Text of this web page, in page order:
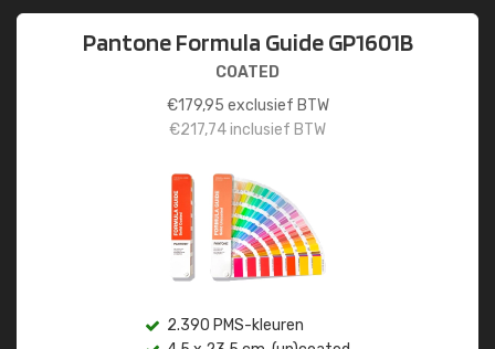
Pantone Formula Guide GP1601B
COATED
€179,95 exclusief BTW
€217,74inclusief BTW
2.390 PMS-kleuren